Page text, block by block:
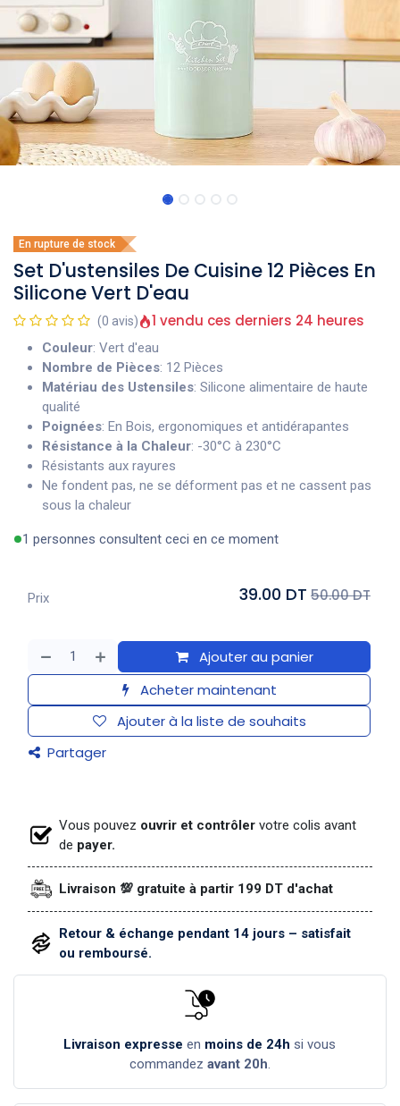
En rupture de stock
Set D'ustensiles De Cuisine 12 Pièces En
Silicone Vert D'eau
(0 avis) 1 vendu ces derniers 24 heures
Couleur: Vert d'eau
Nombre de Pièces: 12 Pièces
Matériau des Ustensiles: Silicone alimentaire de haute
qualité
Poignées: En Bois, ergonomiques et antidérapantes
Résistance à la Chaleur: -30°C à 230°C
Résistants aux rayures
Ne fondent pas, ne se déforment pas et ne cassent pas
sous la chaleur
1 personnes consultent ceci en ce moment
Ajouter au panier
Acheter maintenant
Ajouter à la liste de souhaits
Partager
Prix 39.00 DT 50.00 DT
Vous pouvez ouvrir et contrôler votre colis avant
de payer.
Livraison 💯 gratuite à partir 199 DT d'achat
Retour & échange pendant 14 jours – satisfait
ou remboursé.
Livraison expresse en moins de 24h si vous
commandez avant 20h.